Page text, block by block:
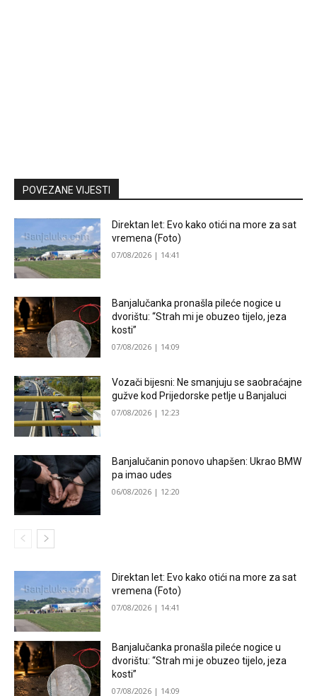
POVEZANE VIJESTI
Direktan let: Evo kako otići na more za sat
vremena (Foto)
07/08/2026 | 14:41
Banjalučanka pronašla pileće nogice u
dvorištu: “Strah mi je obuzeo tijelo, jeza
kosti”
07/08/2026 | 14:09
Vozači bijesni: Ne smanjuju se saobraćajne
gužve kod Prijedorske petlje u Banjaluci
07/08/2026 | 12:23
Banjalučanin ponovo uhapšen: Ukrao BMW
pa imao udes
06/08/2026 | 12:20
Direktan let: Evo kako otići na more za sat
vremena (Foto)
07/08/2026 | 14:41
Banjalučanka pronašla pileće nogice u
dvorištu: “Strah mi je obuzeo tijelo, jeza
kosti”
07/08/2026 | 14:09